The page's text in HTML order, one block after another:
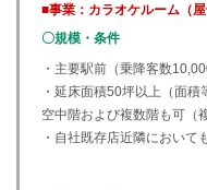
■事業：カラオケルーム（屋
〇規模・条件
・主要駅前（乗降客数
・延床面積50坪以上（面積
空中階および複数階も可（
・自社既存店近隣において